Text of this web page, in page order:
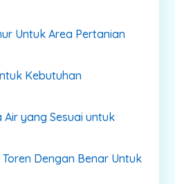
Untuk Area Pertanian
Kebutuhan
Air yang Sesuai untuk
Dengan Benar Untuk